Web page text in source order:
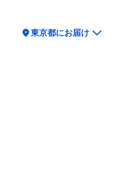
location_on東京都にお届け